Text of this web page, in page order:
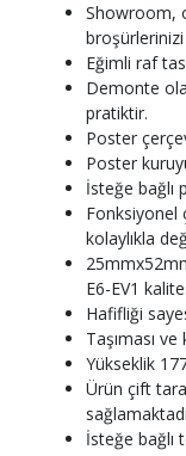
Showroom,
Eğimli raf
Demonte
pratiktir.
Poster
Poster
İsteğe bağlı
Fonksiyonel
kolaylıkla
E6-EV1
Hafifliği
Taşıması
Yükseklik
Ürün çift
İsteğe bağlı